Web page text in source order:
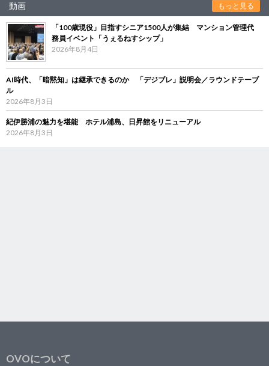
動画 もっと見る
「100歳現役」目指すシニア1500人が集結 マンション管理代
務員イベント「うぇるねすシップ」
2026年8月4日
AI時代、「暗黙知」は継承できるのか 「デジブレ」説明会／ラウンドテーブ
ル
2026年8月3日
紀伊勝浦の魅力を堪能 ホテル浦島、日昇館をリニューアル
2026年8月3日
OVOについて